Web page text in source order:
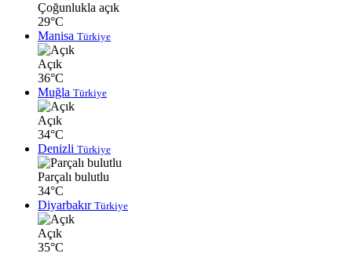
Çoğunlukla açık
29°C
Manisa Türkiye
Açık
36°C
Muğla Türkiye
Açık
34°C
Denizli Türkiye
Parçalı bulutlu
34°C
Diyarbakır Türkiye
Açık
35°C